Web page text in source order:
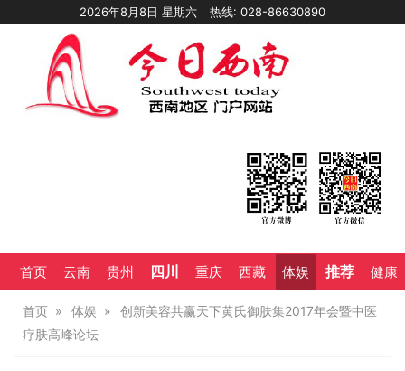
2026年8月8日 星期六 热线: 028-86630890
首页 云南 贵州 四川 重庆 西藏 体娱 推荐 健康
首页 体娱
创新美容共赢天下黄氏御肤集2017年会暨中医
疗肤高峰论坛